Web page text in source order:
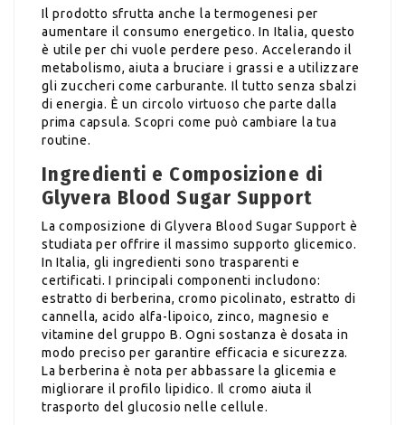
Il prodotto sfrutta anche la termogenesi per
aumentare il consumo energetico. In Italia, questo
è utile per chi vuole perdere peso. Accelerando il
metabolismo, aiuta a bruciare i grassi e a utilizzare
gli zuccheri come carburante. Il tutto senza sbalzi
di energia. È un circolo virtuoso che parte dalla
prima capsula. Scopri come può cambiare la tua
routine.
Ingredienti e Composizione di
Glyvera Blood Sugar Support
La composizione di Glyvera Blood Sugar Support è
studiata per offrire il massimo supporto glicemico.
In Italia, gli ingredienti sono trasparenti e
certificati. I principali componenti includono:
estratto di berberina, cromo picolinato, estratto di
cannella, acido alfa-lipoico, zinco, magnesio e
vitamine del gruppo B. Ogni sostanza è dosata in
modo preciso per garantire efficacia e sicurezza.
La berberina è nota per abbassare la glicemia e
migliorare il profilo lipidico. Il cromo aiuta il
trasporto del glucosio nelle cellule.